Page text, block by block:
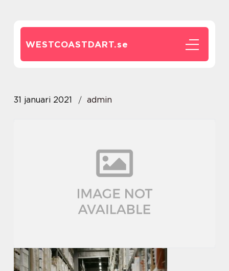
WESTCOASTDART.se
31 januari 2021 admin